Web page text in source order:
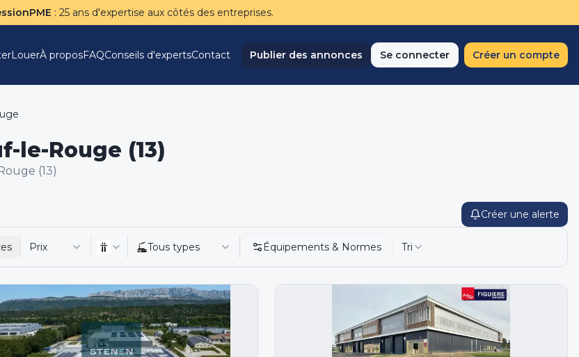
: 25 ans d'expertise aux côtés des entreprises.
LouerÀ proposFAQConseils d'expertsContact Publier des annonces Se connecter Créer un compte
le-Rouge (13)
(13)
Créer une alerte
Prix Tous types Équipements & Normes Tri